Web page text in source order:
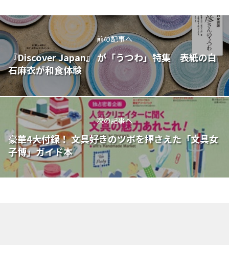
前の記事へ
『Discover Japan』 が「うつわ」特集 表紙の白
石麻衣が和食体験
次の記事へ
豪華4大付録！ 文具好きのツボを押さえた「文具女
子博」ガイド本